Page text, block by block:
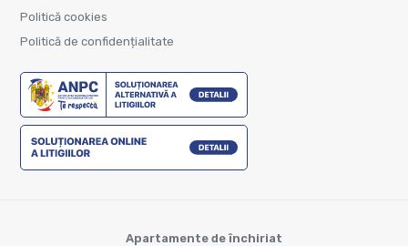
Politică cookies
Politică de confidențialitate
Apartamente de închiriat